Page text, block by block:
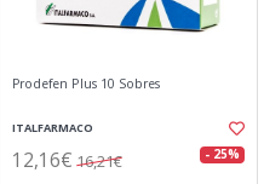
Prodefen Plus 10 Sobres
ITALFARMACO
12,16€ 16,21€ - 25%